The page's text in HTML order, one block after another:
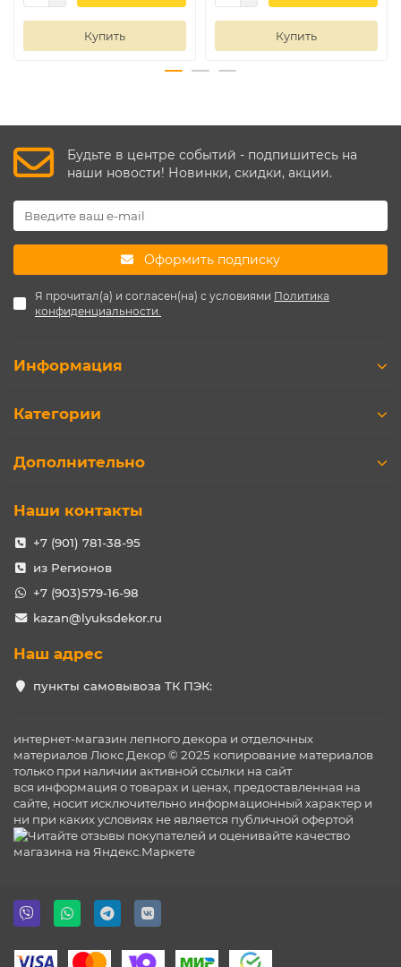
Купить Купить
Будьте в центре событий - подпишитесь на
наши новости! Новинки, скидки, акции.
Оформить подписку
Я прочитал(а) и согласен(на) с условиями Политика
конфиденциальности.
Информация
Категории
Дополнительно
Наши контакты
+7 (901) 781-38-95
из Регионов
+7 (903)579-16-98
kazan@lyuksdekor.ru
Наш адрес
пункты самовывоза ТК ПЭК:
интернет-магазин лепного декора и отделочных
материалов Люкс Декор © 2025 копирование материалов
только при наличии активной ссылки на сайт
вся информация о товарах и ценах, предоставленная на
сайте, носит исключительно информационный характер и
ни при каких условиях не является публичной офертой